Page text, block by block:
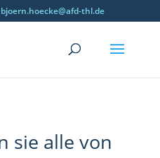
bjoern.hoecke@afd-thl.de
sie alle von